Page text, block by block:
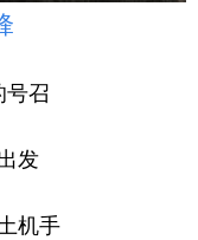
号召
发
机手